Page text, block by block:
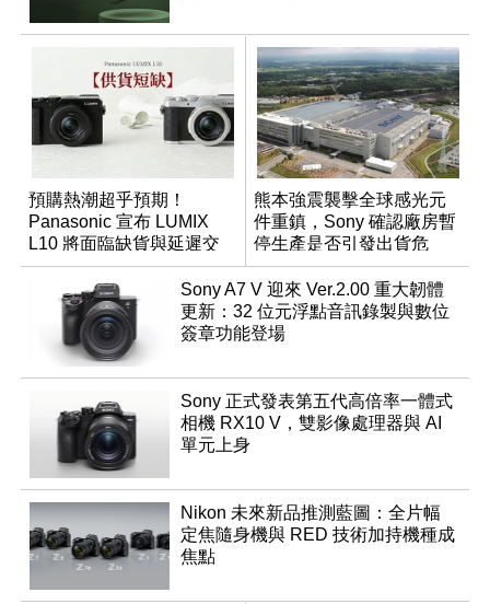
預購熱潮超乎預期！
Panasonic 宣布 LUMIX
L10 將面臨缺貨與延遲交
貨時間
熊本強震襲擊全球感光元
件重鎮，Sony 確認廠房暫
停生產是否引發出貨危
機？
Sony A7 V 迎來 Ver.2.00 重大韌體
更新：32 位元浮點音訊錄製與數位
簽章功能登場
Sony 正式發表第五代高倍率一體式
相機 RX10 V，雙影像處理器與 AI
單元上身
Nikon 未來新品推測藍圖：全片幅
定焦隨身機與 RED 技術加持機種成
焦點